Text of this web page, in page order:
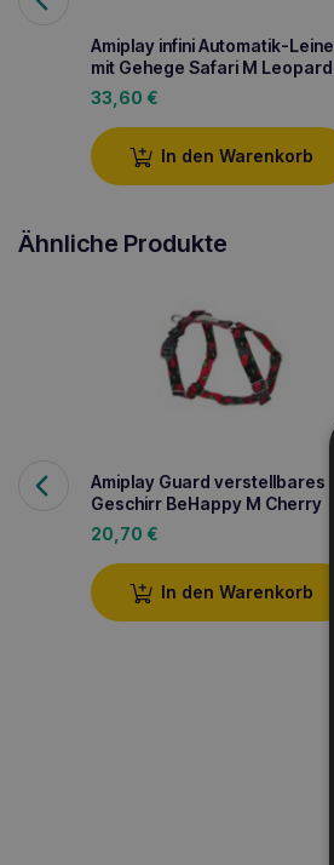
Amiplay infini Automatik-Leine
mit Gehege Safari M Leopard
33,60 €
In den Warenkorb
Ähnliche Produkte
Amiplay Guard verstellbares
Geschirr BeHappy M Cherry
20,70 €
In den Warenkorb